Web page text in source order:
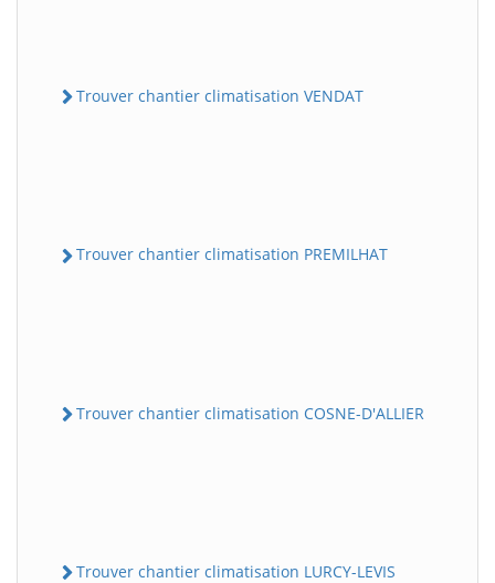
Trouver chantier climatisation VENDAT
Trouver chantier climatisation PREMILHAT
Trouver chantier climatisation COSNE-D'ALLIER
Trouver chantier climatisation LURCY-LEVIS